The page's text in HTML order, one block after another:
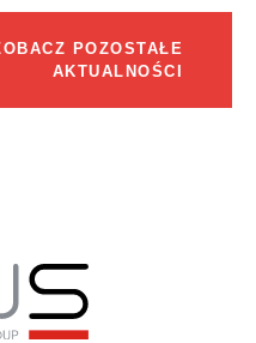
POZOSTAŁE
AKTUALNOŚCI